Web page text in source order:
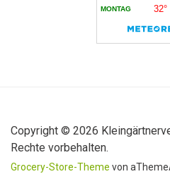
Copyright © 2026
Rechte vorbehalten.
Grocery-Store-Theme von